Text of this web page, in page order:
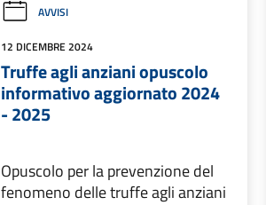
AVVISI
12 DICEMBRE 2024
Truffe agli anziani opuscolo
informativo aggiornato 2024
- 2025
Opuscolo per la prevenzione del
fenomeno delle truffe agli anziani